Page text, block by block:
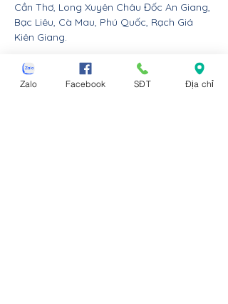
Cần Thơ, Long Xuyên Châu Đốc An Giang,
Bạc Liêu, Cà Mau, Phú Quốc, Rạch Giá
Kiên Giang.
Nội thất Linco giao hàng cho các huyện,
thị xã tx, tp thành phố tỉnh thành từ Đà
Zalo Facebook SĐT Địa chỉ